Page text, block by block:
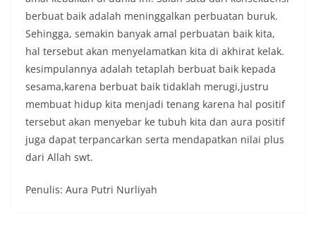
berbuat baik adalah meninggalkan perbuatan buruk.
Sehingga, semakin banyak amal perbuatan baik kita,
hal tersebut akan menyelamatkan kita di akhirat kelak.
kesimpulannya adalah tetaplah berbuat baik kepada
sesama,karena berbuat baik tidaklah merugi,justru
membuat hidup kita menjadi tenang karena hal positif
tersebut akan menyebar ke tubuh kita dan aura positif
juga dapat terpancarkan serta mendapatkan nilai plus
dari Allah swt.
Penulis: Aura Putri Nurliyah